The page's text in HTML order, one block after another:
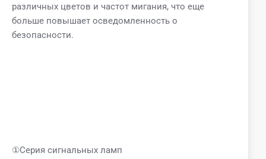
различных цветов и частот мигания, что еще
больше повышает осведомленность о
безопасности.
①Серия сигнальных ламп